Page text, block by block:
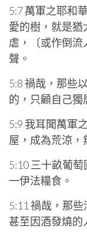
5:7 萬軍之耶和
愛的樹，就是
虐，〔或作倒
聲。
5:8 禍哉，那些
的，只顧自己獨
5:9 我耳聞萬軍
屋，成為荒涼，
5:10 三十畝葡
一伊法糧食。
5:11 禍哉，那
甚至因酒發燒的